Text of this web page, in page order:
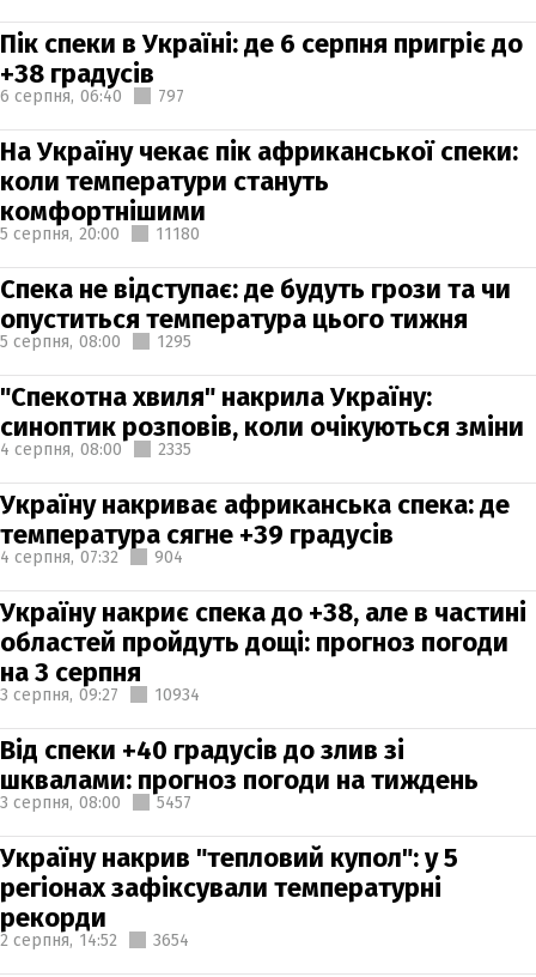
Пік спеки в Україні: де 6 серпня пригріє до
+38 градусів
6 серпня, 06:40 797
На Україну чекає пік африканської спеки:
коли температури стануть
комфортнішими
5 серпня, 20:00 11180
Спека не відступає: де будуть грози та чи
опуститься температура цього тижня
5 серпня, 08:00 1295
"Спекотна хвиля" накрила Україну:
синоптик розповів, коли очікуються зміни
4 серпня, 08:00 2335
Україну накриває африканська спека: де
температура сягне +39 градусів
4 серпня, 07:32 904
Україну накриє спека до +38, але в частині
областей пройдуть дощі: прогноз погоди
на 3 серпня
3 серпня, 09:27 10934
Від спеки +40 градусів до злив зі
шквалами: прогноз погоди на тиждень
3 серпня, 08:00 5457
Україну накрив "тепловий купол": у 5
регіонах зафіксували температурні
рекорди
2 серпня, 14:52 3654